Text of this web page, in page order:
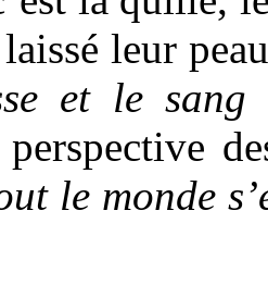
laissé leur
et le sang
le monde